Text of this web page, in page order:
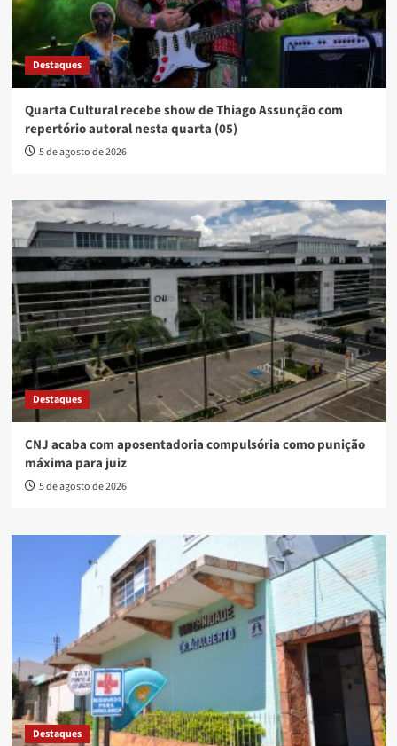
Destaques
Quarta Cultural recebe show de Thiago Assunção com
repertório autoral nesta quarta (05)
5 de agosto de 2026
Destaques
CNJ acaba com aposentadoria compulsória como punição
máxima para juiz
5 de agosto de 2026
Destaques